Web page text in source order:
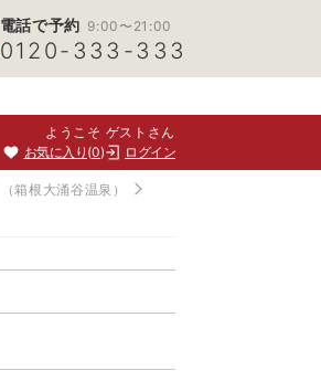
電話で予約 9:00〜21:00
0120-333-333
ようこそ ゲストさん
お気に入り 0 ログイン
（箱根大涌谷温泉）